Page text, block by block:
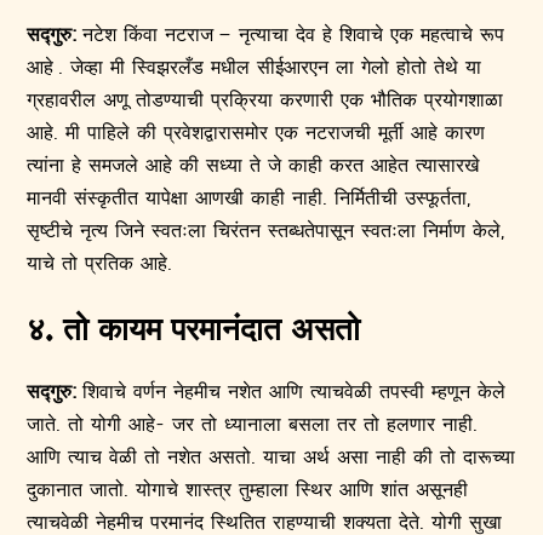
सद्गुरु:नटेश किंवा नटराज – नृत्याचा देव हे शिवाचे एक महत्वाचे रूप
आहे . जेव्हा मी स्विझरलँड मधील सीईआरएन ला गेलो होतो तेथे या
ग्रहावरील अणू तोडण्याची प्रक्रिया करणारी एक भौतिक प्रयोगशाळा
आहे. मी पाहिले की प्रवेशद्वारासमोर एक नटराजची मूर्ती आहे कारण
त्यांना हे समजले आहे की सध्या ते जे काही करत आहेत त्यासारखे
मानवी संस्कृतीत यापेक्षा आणखी काही नाही. निर्मितीची उस्फूर्तता,
सृष्टीचे नृत्य जिने स्वतःला चिरंतन स्तब्धतेपासून स्वतःला निर्माण केले,
याचे तो प्रतिक आहे.
४. तो कायम परमानंदात असतो
सद्गुरु:शिवाचे वर्णन नेहमीच नशेत आणि त्याचवेळी तपस्वी म्हणून केले
जाते. तो योगी आहे- जर तो ध्यानाला बसला तर तो हलणार नाही.
आणि त्याच वेळी तो नशेत असतो. याचा अर्थ असा नाही की तो दारूच्या
दुकानात जातो. योगाचे शास्त्र तुम्हाला स्थिर आणि शांत असूनही
त्याचवेळी नेहमीच परमानंद स्थितित राहण्याची शक्यता देते. योगी सुखा